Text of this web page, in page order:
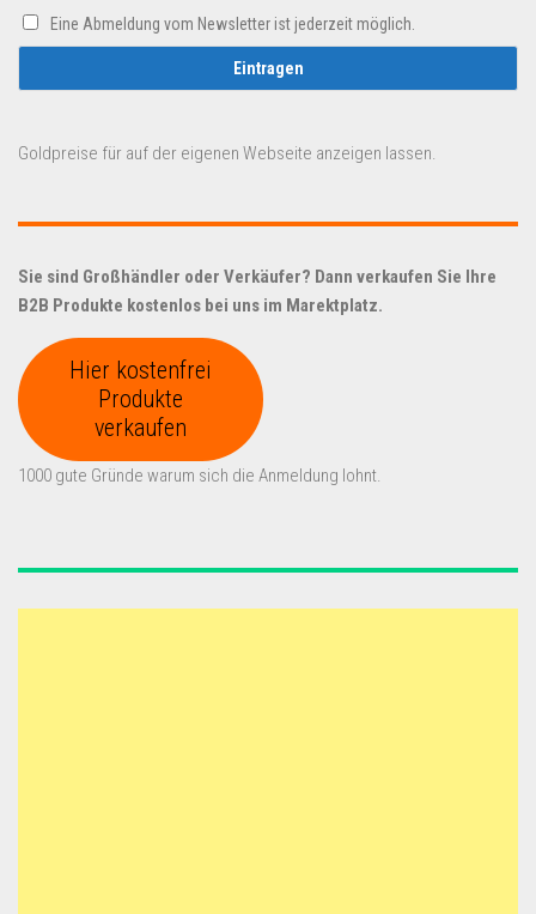
Eine Abmeldung vom Newsletter ist jederzeit möglich.
Goldpreise für auf der eigenen Webseite anzeigen lassen.
Sie sind Großhändler oder Verkäufer? Dann verkaufen Sie Ihre
B2B Produkte kostenlos bei uns im Marektplatz.
Hier kostenfrei
Produkte
verkaufen
1000 gute Gründe warum sich die Anmeldung lohnt.